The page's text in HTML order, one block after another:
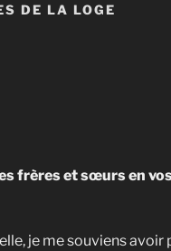
DE LA LOGE
frères et sœurs en
je me souviens avoir